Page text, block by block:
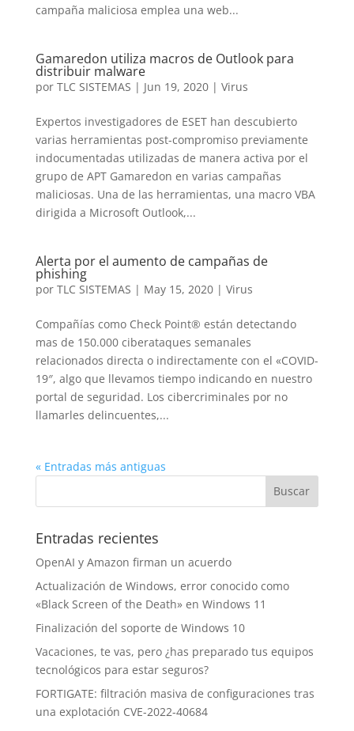
campaña maliciosa emplea una web...
Gamaredon utiliza macros de Outlook para
distribuir malware
por TLC SISTEMAS | Jun 19, 2020| Virus
Expertos investigadores de ESET han descubierto
varias herramientas post-compromiso previamente
indocumentadas utilizadas de manera activa por el
grupo de APT Gamaredon en varias campañas
maliciosas. Una de las herramientas, una macro VBA
dirigida a Microsoft Outlook,...
Alerta por el aumento de campañas de
phishing
por TLC SISTEMAS | May 15, 2020| Virus
Compañías como Check Point® están detectando
mas de 150.000 ciberataques semanales
relacionados directa o indirectamente con el «COVID-
19″, algo que llevamos tiempo indicando en nuestro
portal de seguridad. Los cibercriminales por no
llamarles delincuentes,...
« Entradas más antiguas
Entradas recientes
OpenAI y Amazon firman un acuerdo
Actualización de Windows, error conocido como
«Black Screen of the Death» en Windows 11
Finalización del soporte de Windows 10
Vacaciones, te vas, pero ¿has preparado tus equipos
tecnológicos para estar seguros?
FORTIGATE: filtración masiva de configuraciones tras
una explotación CVE-2022-40684